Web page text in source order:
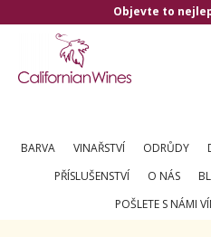
Objevte to
BARVA VINAŘSTVÍ ODRŮDY
PŘÍSLUŠENSTVÍ
O NÁS
POŠLETE S NÁMI